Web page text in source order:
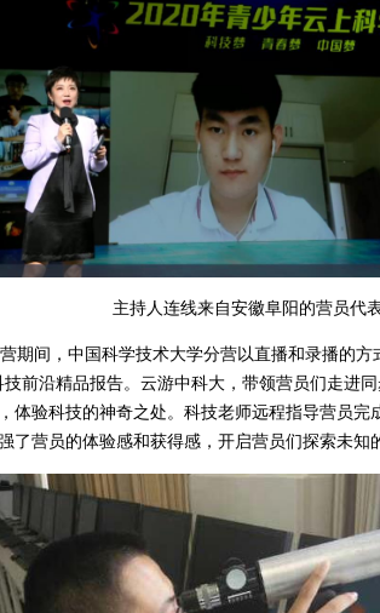
主持人连线来自安徽阜阳的营员代
间，中国科学技术大学分营以直播和录播的方
前沿精品报告。云游中科大，带领营员们走进
体验科技的神奇之处。科技老师远程指导营员完
了营员的体验感和获得感，开启营员们探索未知